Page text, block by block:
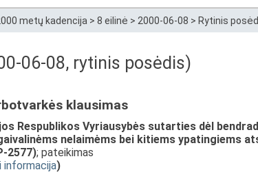
metų kadencija > 8 eilinė > 2000-06-08 > Rytinis
06-08, rytinis posėdis)
klausimas
Respublikos Vyriausybės sutarties dėl
nelaimėms bei kitiems ypatingiems
2577); pateikimas
informacija)